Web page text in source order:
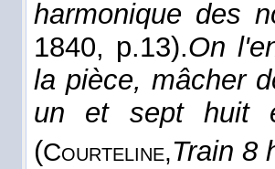
harmonique des
1840, p.13).On
la pièce, mâcher
un et sept huit
(Courteline,Train 8